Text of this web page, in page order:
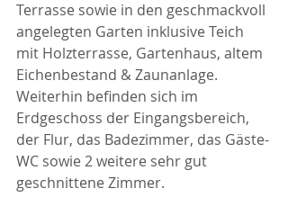
Terrasse sowie in den geschmackvoll
angelegten Garten inklusive Teich
mit Holzterrasse, Gartenhaus, altem
Eichenbestand & Zaunanlage.
Weiterhin befinden sich im
Erdgeschoss der Eingangsbereich,
der Flur, das Badezimmer, das Gäste-
WC sowie 2 weitere sehr gut
geschnittene Zimmer.